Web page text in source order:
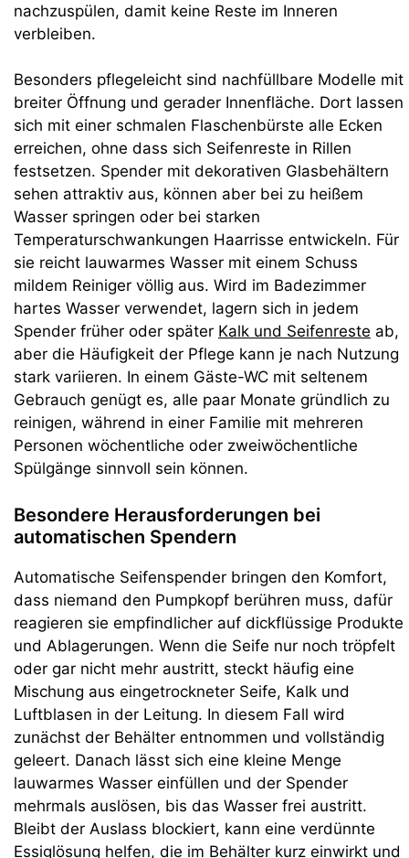
nachzuspülen, damit keine Reste im Inneren
verbleiben.
Besonders pflegeleicht sind nachfüllbare Modelle mit
breiter Öffnung und gerader Innenfläche. Dort lassen
sich mit einer schmalen Flaschenbürste alle Ecken
erreichen, ohne dass sich Seifenreste in Rillen
festsetzen. Spender mit dekorativen Glasbehältern
sehen attraktiv aus, können aber bei zu heißem
Wasser springen oder bei starken
Temperaturschwankungen Haarrisse entwickeln. Für
sie reicht lauwarmes Wasser mit einem Schuss
mildem Reiniger völlig aus. Wird im Badezimmer
hartes Wasser verwendet, lagern sich in jedem
Spender früher oder später Kalk und Seifenreste ab,
aber die Häufigkeit der Pflege kann je nach Nutzung
stark variieren. In einem Gäste-WC mit seltenem
Gebrauch genügt es, alle paar Monate gründlich zu
reinigen, während in einer Familie mit mehreren
Personen wöchentliche oder zweiwöchentliche
Spülgänge sinnvoll sein können.
Besondere Herausforderungen bei
automatischen Spendern
Automatische Seifenspender bringen den Komfort,
dass niemand den Pumpkopf berühren muss, dafür
reagieren sie empfindlicher auf dickflüssige Produkte
und Ablagerungen. Wenn die Seife nur noch tröpfelt
oder gar nicht mehr austritt, steckt häufig eine
Mischung aus eingetrockneter Seife, Kalk und
Luftblasen in der Leitung. In diesem Fall wird
zunächst der Behälter entnommen und vollständig
geleert. Danach lässt sich eine kleine Menge
lauwarmes Wasser einfüllen und der Spender
mehrmals auslösen, bis das Wasser frei austritt.
Bleibt der Auslass blockiert, kann eine verdünnte
Essiglösung helfen, die im Behälter kurz einwirkt und